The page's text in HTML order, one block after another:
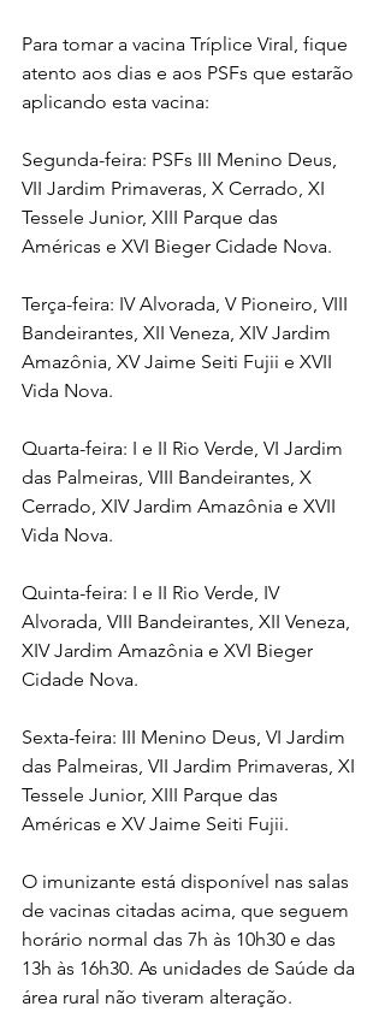
Para tomar a vacina Tríplice Viral, fique
atento aos dias e aos PSFs que estarão
aplicando esta vacina:
Segunda-feira: PSFs III Menino Deus,
VII Jardim Primaveras, X Cerrado, XI
Tessele Junior, XIII Parque das
Américas e XVI Bieger Cidade Nova.
Terça-feira: IV Alvorada, V Pioneiro, VIII
Bandeirantes, XII Veneza, XIV Jardim
Amazônia, XV Jaime Seiti Fujii e XVII
Vida Nova.
Quarta-feira: I e II Rio Verde, VI Jardim
das Palmeiras, VIII Bandeirantes, X
Cerrado, XIV Jardim Amazônia e XVII
Vida Nova.
Quinta-feira: I e II Rio Verde, IV
Alvorada, VIII Bandeirantes, XII Veneza,
XIV Jardim Amazônia e XVI Bieger
Cidade Nova.
Sexta-feira: III Menino Deus, VI Jardim
das Palmeiras, VII Jardim Primaveras, XI
Tessele Junior, XIII Parque das
Américas e XV Jaime Seiti Fujii.
O imunizante está disponível nas salas
de vacinas citadas acima, que seguem
horário normal das 7h às 10h30 e das
13h às 16h30. As unidades de Saúde da
área rural não tiveram alteração.